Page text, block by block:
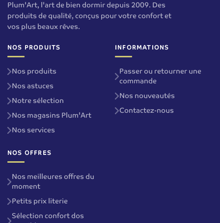
Plum'Art, l'art de bien dormir depuis 2009. Des
produits de qualité, conçus pour votre confort et
vos plus beaux rêves.
NOS PRODUITS
Nos produits
Nos astuces
Notre sélection
Nos magasins Plum'Art
Nos services
INFORMATIONS
Passer ou retourner une
commande
Nos nouveautés
Contactez-nous
NOS OFFRES
Nos meilleures offres du
moment
Petits prix literie
Sélection confort dos